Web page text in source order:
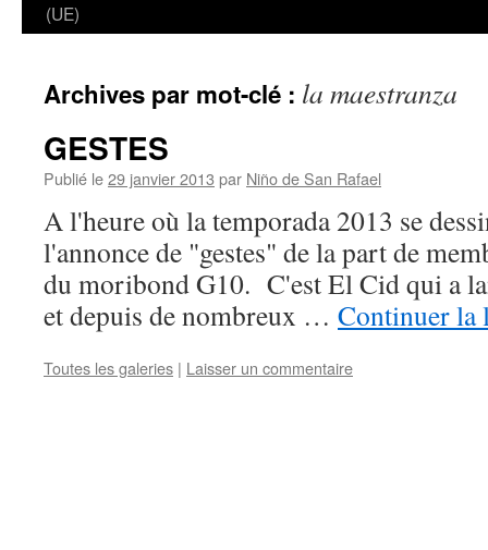
(UE)
Archives par mot-clé : la maestranza
GESTES
Publié le29 janvier 2013 par Niño de San Rafael
A l'heure où la temporada 2013 se
l'annonce de "gestes" de la part de
du moribond G10. C'est El Cid qui a
et depuis de nombreux … Continuer la
Toutes les galeries | Laisser un commentaire